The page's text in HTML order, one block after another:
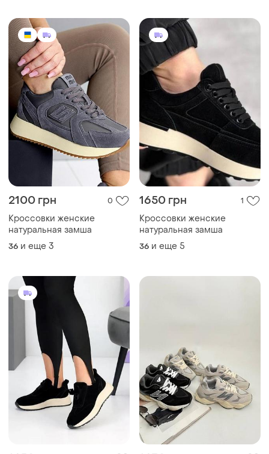
2100 грн 0
Кроссовки женские
натуральная замша
36 и еще 3
1650 грн 1
Кроссовки женские
натуральная замша
36 и еще 5